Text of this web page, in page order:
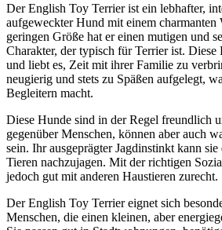
Der English Toy Terrier ist ein lebhafter,
aufgeweckter Hund mit einem charmanten
geringen Größe hat er einen mutigen und
Charakter, der typisch für Terrier ist. Diese
und liebt es, Zeit mit ihrer Familie zu
neugierig und stets zu Späßen aufgelegt,
Begleitern macht.
Diese Hunde sind in der Regel freundlich
gegenüber Menschen, können aber auch
sein. Ihr ausgeprägter Jagdinstinkt kann
Tieren nachzujagen. Mit der richtigen
jedoch gut mit anderen Haustieren zurecht.
Der English Toy Terrier eignet sich
Menschen, die einen kleinen, aber